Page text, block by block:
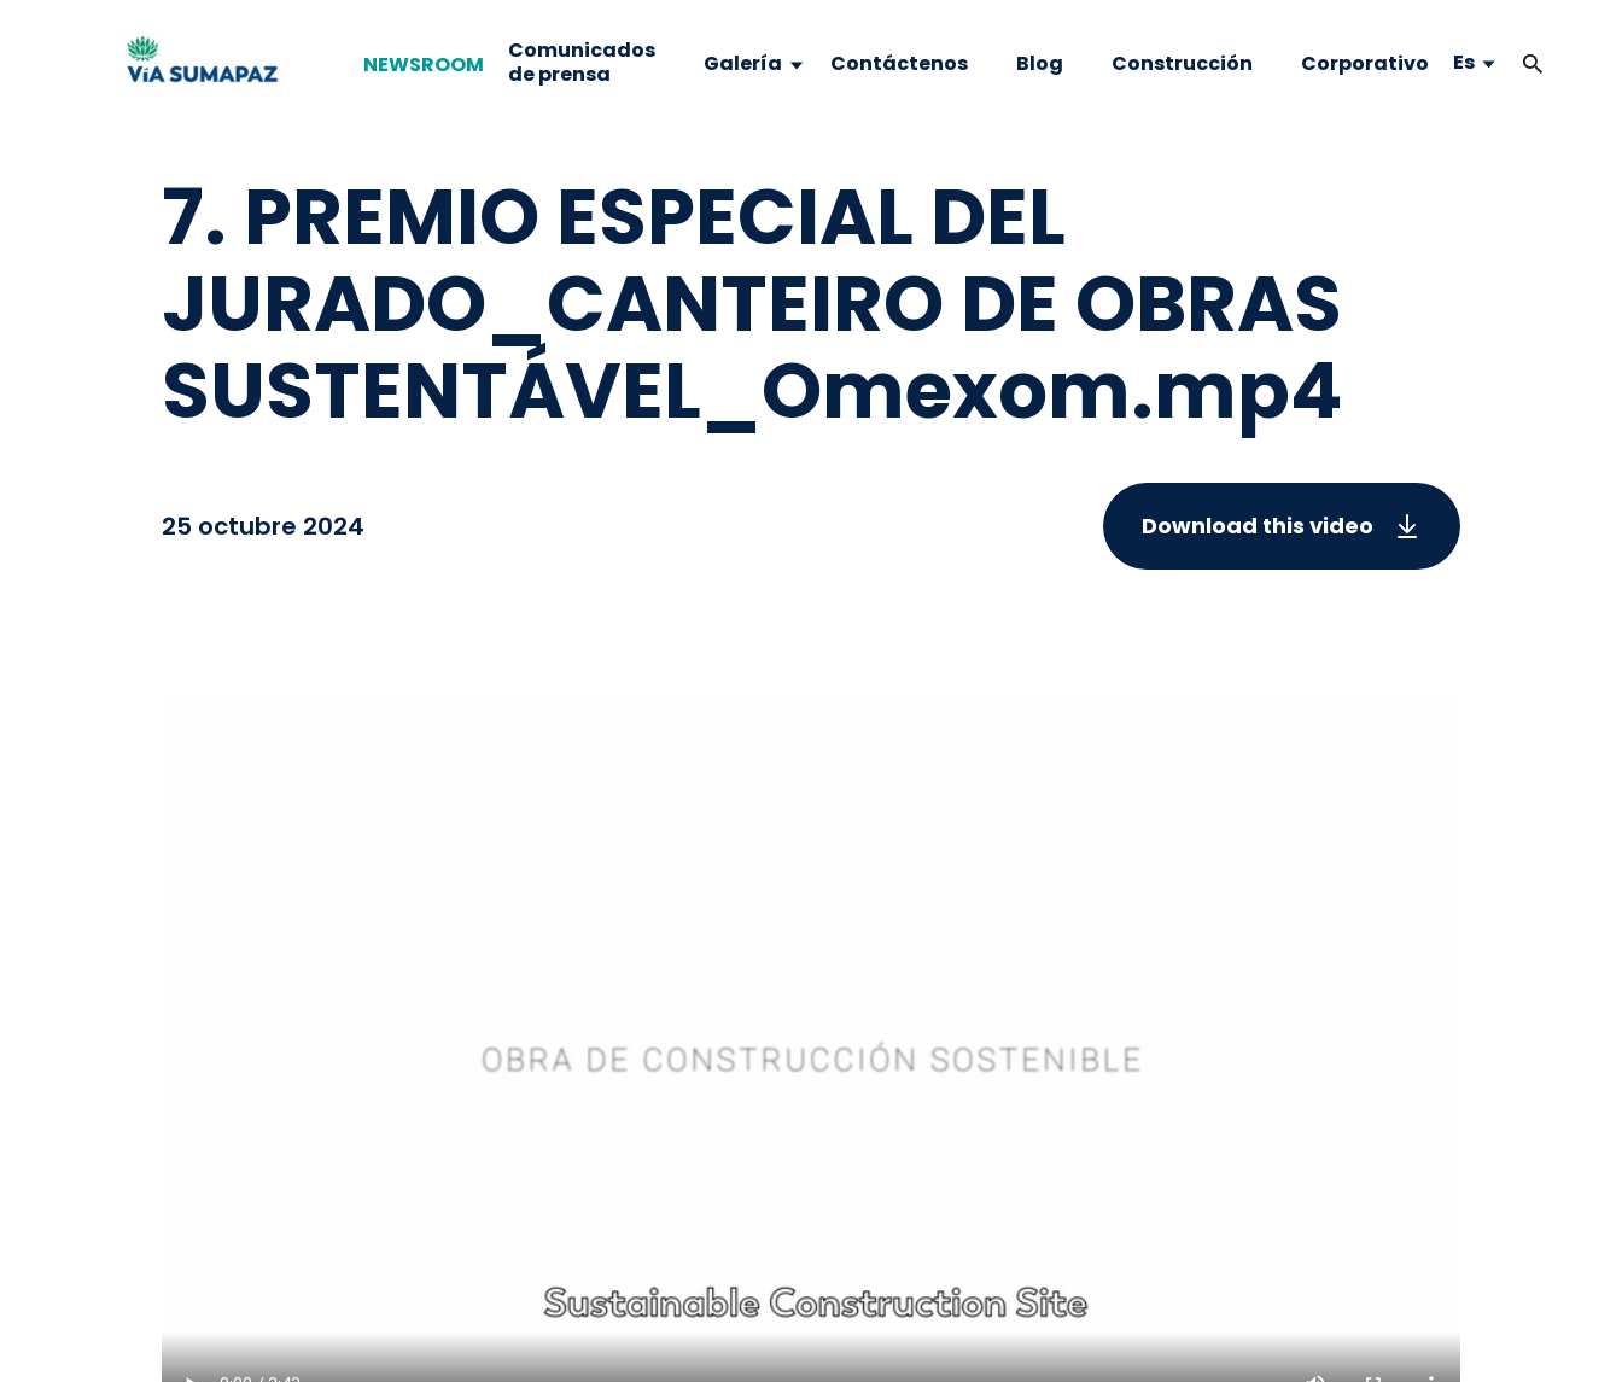
NEWSROOM
Comunicados
de prensa
Galería Contáctenos Blog Construcción Corporativo Es
7. PREMIO ESPECIAL DEL
JURADO_CANTEIRO DE OBRAS
SUSTENTÁVEL_Omexom.mp4
25 octubre 2024 Download this video